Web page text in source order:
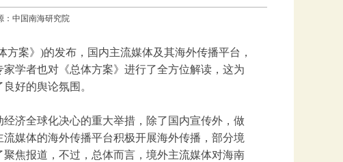
中国南海研究院
案》)的发布，国内主流媒体及其海外传播平台，
学者也对《总体方案》进行了全方位解读，这为
好的舆论氛围。
济全球化决心的重大举措，除了国内宣传外，做
媒体的海外传播平台积极开展海外传播，部分境
焦报道，不过，总体而言，境外主流媒体对海南